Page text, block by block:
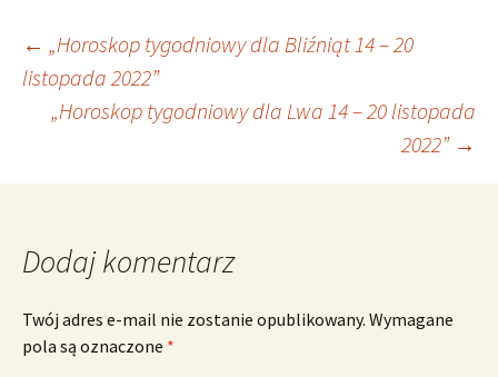
Nawigacja
wpisu
← „Horoskop tygodniowy dla Bliźniąt 14 – 20
listopada 2022”
„Horoskop tygodniowy dla Lwa 14 – 20 listopada
2022” →
Dodaj komentarz
Twój adres e-mail nie zostanie opublikowany. Wymagane
pola są oznaczone *